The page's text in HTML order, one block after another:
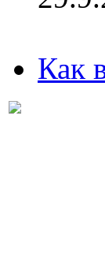
Как